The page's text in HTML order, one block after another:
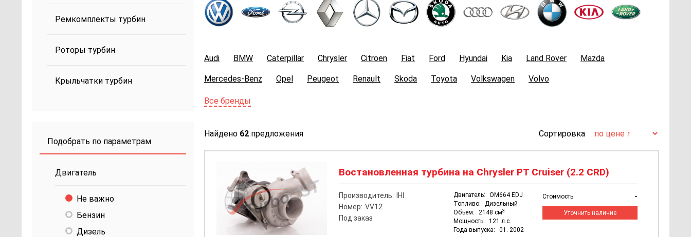
Ремкомплекты турбин
Роторы турбин
Крыльчатки турбин
Подобрать по параметрам
Двигатель
Не важно
Бензин
Дизель
Audi BMW Caterpillar Chrysler Citroen Fiat Ford Hyundai Kia Land Rover Mazda
Mercedes-Benz Opel Peugeot Renault Skoda Toyota Volkswagen Volvo
Все бренды
Найдено 62 предложения Сортировка
Востановленная турбина на Chrysler PT Cruiser (2.2 CRD)
Производитель:
IHI
Номер: VV12
Под заказ
Двигатель:
OM664 EDJ
Топливо:
Дизельный
Объем:
2148 см3
Мощность:
121 л.с.
Года выпуска:
01. 2002
Стоимость -
Уточнить наличие